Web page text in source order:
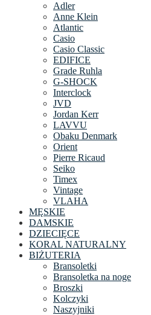
Adler
Anne Klein
Atlantic
Casio
Casio Classic
EDIFICE
Grade Ruhla
G-SHOCK
Interclock
JVD
Jordan Kerr
LAVVU
Obaku Denmark
Orient
Pierre Ricaud
Seiko
Timex
Vintage
VLAHA
MĘSKIE
DAMSKIE
DZIECIĘCE
KORAL NATURALNY
BIŻUTERIA
Bransoletki
Bransoletka na noge
Broszki
Kolczyki
Naszyjniki